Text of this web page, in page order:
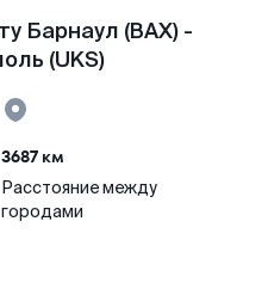
Барнаул (BAX) -
(UKS)
3687 км
Расстояние между
городами